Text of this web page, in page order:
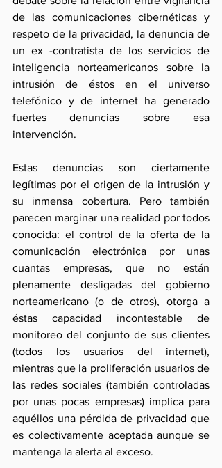
de las comunicaciones cibernéticas y
respeto de la privacidad, la denuncia de
un ex -contratista de los servicios de
inteligencia norteamericanos sobre la
intrusión de éstos en el universo
telefónico y de internet ha generado
fuertes denuncias sobre esa
intervención.
Estas denuncias son ciertamente
legítimas por el origen de la intrusión y
su inmensa cobertura. Pero también
parecen marginar una realidad por todos
conocida: el control de la oferta de la
comunicación electrónica por unas
cuantas empresas, que no están
plenamente desligadas del gobierno
norteamericano (o de otros), otorga a
éstas capacidad incontestable de
monitoreo del conjunto de sus clientes
(todos los usuarios del internet),
mientras que la proliferación usuarios de
las redes sociales (también controladas
por unas pocas empresas) implica para
aquéllos una pérdida de privacidad que
es colectivamente aceptada aunque se
mantenga la alerta al exceso.